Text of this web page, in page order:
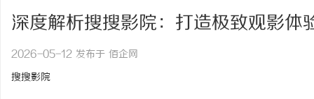
深度解析搜搜影院：打造极致观影体
2026-05-12 发布于 佰企网
搜搜影院